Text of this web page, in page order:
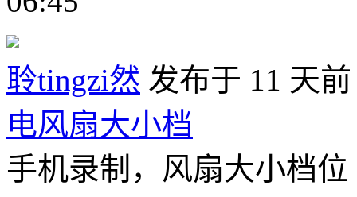
聆tingzi然 发布于 11 天前
电风扇大小档
手机录制，风扇大小档位